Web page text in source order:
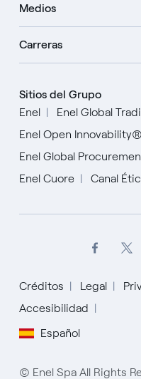
Medios
Carreras
Sitios del Grupo
Enel
Enel Global
Enel Open Innovability®
Enel Global
Enel Cuore
Canal
Créditos Legal
Accesibilidad
Español
English
Español
Italiano
© Enel Spa All Rights